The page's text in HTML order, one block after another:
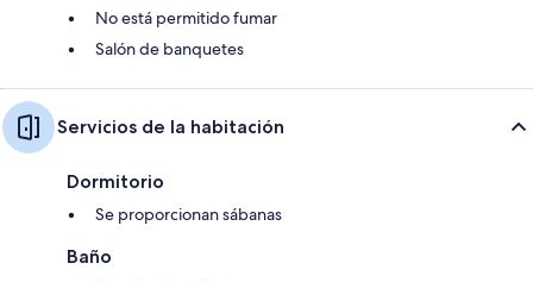
No está permitido fumar
Salón de banquetes
Servicios de la habitación
Dormitorio
Se proporcionan sábanas
Baño